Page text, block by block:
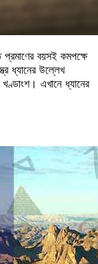
প্রমাণের বয়সই কমপক্ষে
ধ্যানের উল্লেখ
এখানে ধ্যানের